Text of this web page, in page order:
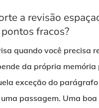
a revisão
fracos?
quando você precisa
da própria memória
exceção do
passagem. Uma boa